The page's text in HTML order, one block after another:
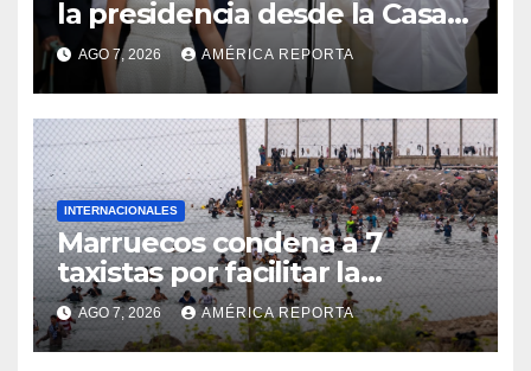
la presidencia desde la Casa
de Nariño
AGO 7, 2026 AMÉRICA REPORTA
INTERNACIONALES
Marruecos condena a 7
taxistas por facilitar la
migración irregular hacia
Ceuta
AGO 7, 2026 AMÉRICA REPORTA